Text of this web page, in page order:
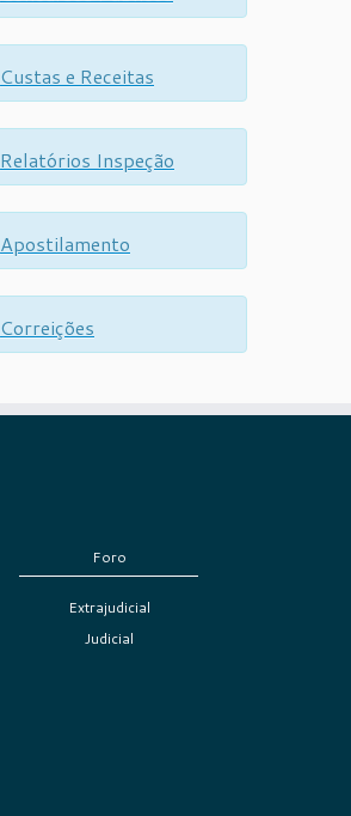
Custas e Receitas
Relatórios Inspeção
Apostilamento
Correições
Foro
Extrajudicial
Judicial